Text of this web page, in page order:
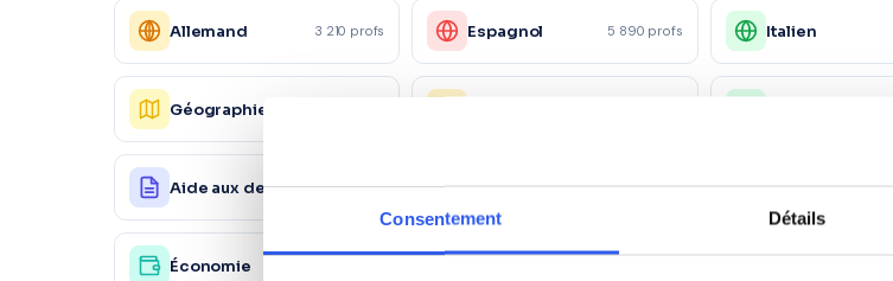
Consentement Détails
Allemand 3 210 profs Espagnol 5 890 profs Italien
Géographie
Aide aux devoirs18 200 profs
Économie